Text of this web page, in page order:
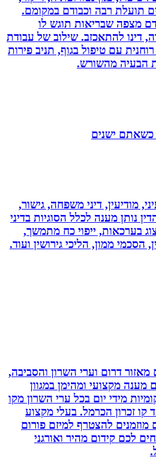
רבה וכבודם במקומם.
שבריאות תוגש לו
להתאכזב. שילוב של עבודת
עם טיפול בגוף, תניב פירות
מהשורש.
ישנים
דיני משפחה, גישור,
מענה לכלל הסוגיות בדיני
ייפוי כח מתמשך,
ממון, הליכי גירושין ועוד.
דרום וערי השרון והסביבה,
מקצועי ומהימן במגוון
יום בכל ערי השרון מקו
הכרמל. בעלי מקצוע
להצטרף למיזם פורום
קידום מהיר ואורגני